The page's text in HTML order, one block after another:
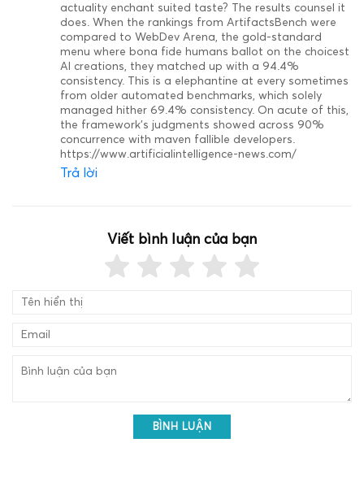
actuality enchant suited taste? The results counsel it
does. When the rankings from ArtifactsBench were
compared to WebDev Arena, the gold-standard
menu where bona fide humans ballot on the choicest
AI creations, they matched up with a 94.4%
consistency. This is a elephantine at every sometimes
from older automated benchmarks, which solely
managed hither 69.4% consistency. On acute of this,
the framework’s judgments showed across 90%
concurrence with maven fallible developers.
https://www.artificialintelligence-news.com/
Trả lời
Viết bình luận của bạn
BÌNH LUẬN